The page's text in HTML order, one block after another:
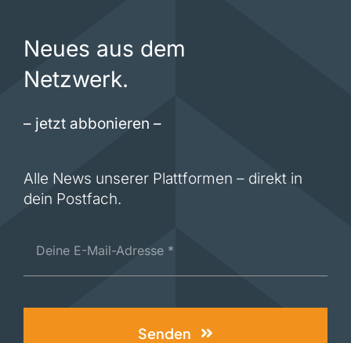
Neues aus dem
Netzwerk.
– jetzt abbonieren –
Alle News unserer Plattformen – direkt in
dein Postfach.
Senden